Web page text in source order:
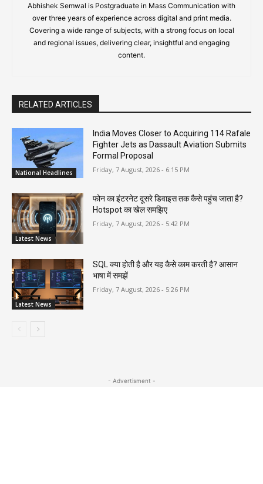
Abhishek Semwal is Postgraduate in Mass Communication with
over three years of experience across digital and print media.
Covering a wide range of subjects, with a strong focus on local
and regional issues, delivering clear, insightful and engaging
content.
RELATED ARTICLES
National Headlines
India Moves Closer to Acquiring 114 Rafale
Fighter Jets as Dassault Aviation Submits
Formal Proposal
Friday, 7 August, 2026 - 6:15 PM
Latest News
फोन का इंटरनेट दूसरे डिवाइस तक कैसे पहुंच जाता है?
Hotspot का खेल समझिए
Friday, 7 August, 2026 - 5:42 PM
Latest News
SQL क्या होती है और यह कैसे काम करती है? आसान
भाषा में समझें
Friday, 7 August, 2026 - 5:26 PM
- Advertisment -